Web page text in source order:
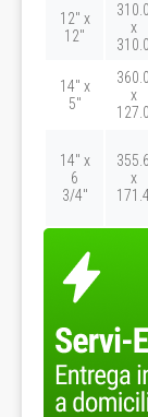
12" x
12"
310.0
x
310.0
14" x
5"
360.0
x
127.0
14" x
6
3/4"
355.6
x
171.4